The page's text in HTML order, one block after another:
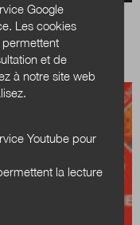
renforcée
communes !
Google
Les cookies
et de
à notre site web
Youtube pour
la lecture